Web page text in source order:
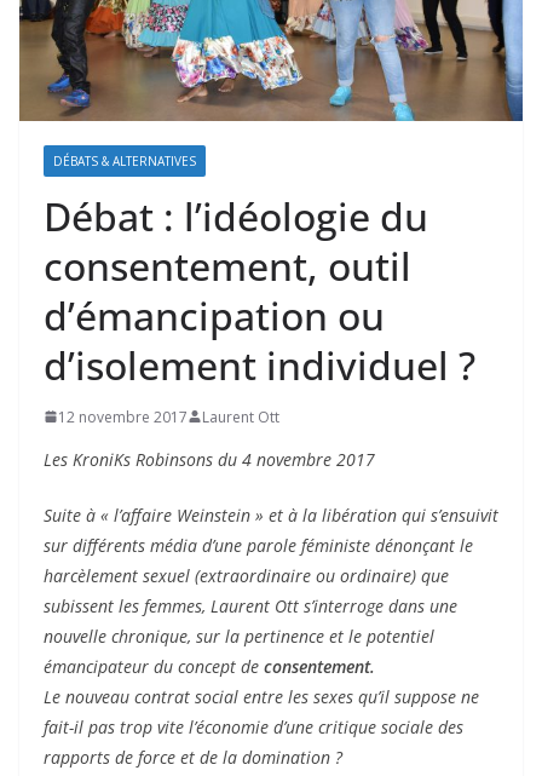
DÉBATS & ALTERNATIVES
Débat : l’idéologie du
consentement, outil
d’émancipation ou
d’isolement individuel ?
12 novembre 2017 Laurent Ott
Les KroniKs Robinsons du 4 novembre 2017
Suite à « l’affaire Weinstein » et à la libération qui s’ensuivit
sur différents média d’une parole féministe dénonçant le
harcèlement sexuel (extraordinaire ou ordinaire) que
subissent les femmes, Laurent Ott s’interroge dans une
nouvelle chronique, sur la pertinence et le potentiel
émancipateur du concept de consentement.
Le nouveau contrat social entre les sexes qu’il suppose ne
fait-il pas trop vite l’économie d’une critique sociale des
rapports de force et de la domination ?